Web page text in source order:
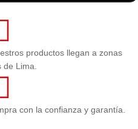
productos llegan a zonas
Lima.
con la confianza y garantía.